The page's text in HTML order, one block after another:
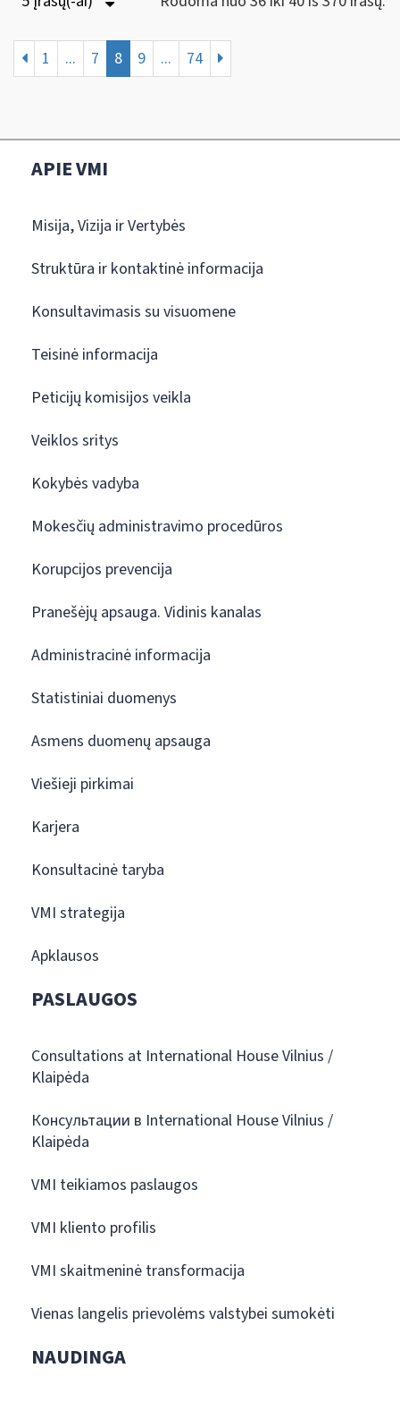
1 ... 7 8 9 ... 74
APIE VMI
Misija, Vizija ir Vertybės
Struktūra ir kontaktinė informacija
Konsultavimasis su visuomene
Teisinė informacija
Peticijų komisijos veikla
Veiklos sritys
Kokybės vadyba
Mokesčių administravimo procedūros
Korupcijos prevencija
Pranešėjų apsauga. Vidinis kanalas
Administracinė informacija
Statistiniai duomenys
Asmens duomenų apsauga
Viešieji pirkimai
Karjera
Konsultacinė taryba
VMI strategija
Apklausos
PASLAUGOS
Consultations at International House Vilnius /
Klaipėda
Консультации в International House Vilnius /
Klaipėda
VMI teikiamos paslaugos
VMI kliento profilis
VMI skaitmeninė transformacija
Vienas langelis prievolėms valstybei sumokėti
NAUDINGA